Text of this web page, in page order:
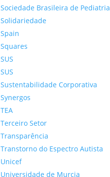
Sociedade Brasileira de Pediatria
Solidariedade
Spain
Squares
SUS
SUS
Sustentabilidade Corporativa
Synergos
TEA
Terceiro Setor
Transparência
Transtorno do Espectro Autista
Unicef
Universidade de Murcia